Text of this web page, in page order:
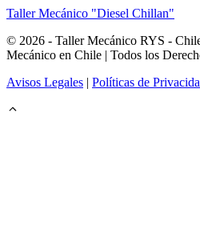
Taller Mecánico "Diesel Chillan"
© 2026 - Taller Mecánico RYS -
Mecánico en Chile | Todos los
Avisos Legales | Políticas de